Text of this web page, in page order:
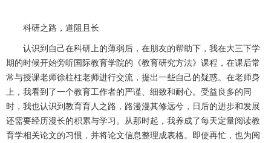
科研之路，道阻且长
认识到自己在科研上的薄弱后，在朋友的帮助下，我在大三下学
期的时候开始旁听国际教育学院的《教育研究方法》课程，在课后常
常与授课老师徐柱柱老师进行交流，提出一些自己的疑惑。在老师身
上，我看到了一个教育工作者的严谨、细致和耐心。受益良多的同
时，我也认识到教育育人之路，路漫漫其修远兮，日后的进步和发展
还需要经历漫长的积累与学习。从那时起，我养成了每天定量阅读教
育学相关论文的习惯，并将论文信息整理成表格。即使再忙，也为阅